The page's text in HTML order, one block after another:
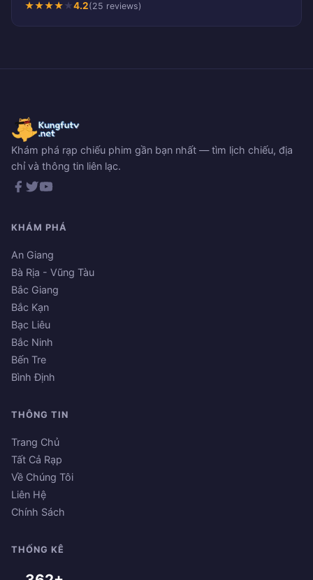
★★★★★4.2(25 reviews)
Khám phá rạp chiếu phim gần bạn nhất — tìm lịch chiếu, địa
chỉ và thông tin liên lạc.
KHÁM PHÁ
An Giang
Bà Rịa - Vũng Tàu
Bắc Giang
Bắc Kạn
Bạc Liêu
Bắc Ninh
Bến Tre
Bình Định
THÔNG TIN
Trang Chủ
Tất Cả Rạp
Về Chúng Tôi
Liên Hệ
Chính Sách
THỐNG KÊ